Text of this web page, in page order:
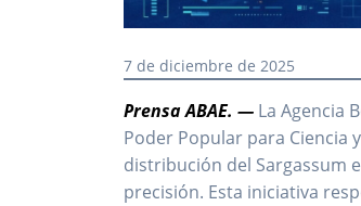
7 de diciembre de 2025
Prensa ABAE. — La Agencia
Poder Popular para Ciencia
distribución del Sargassum
precisión. Esta iniciativa